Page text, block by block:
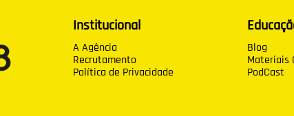
Institucional
A Agência
Recrutamento
Política de Privacidade
Blog
Materiais
PodCast